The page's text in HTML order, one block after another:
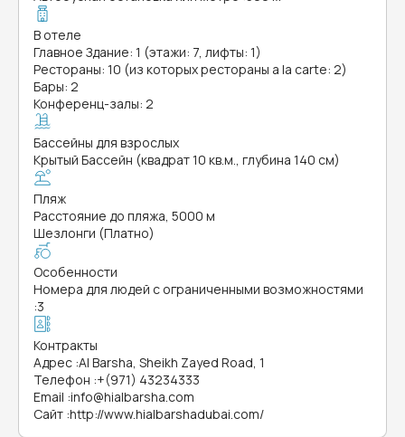
В отеле
Главное Здание: 1 (этажи: 7, лифты: 1)
Рестораны: 10 (из которых рестораны a la carte: 2)
Бары: 2
Конференц-залы: 2
Бассейны для взрослых
Крытый Бассейн (квадрат 10 кв.м., глубина 140 см)
Пляж
Расстояние до пляжа, 5000 м
Шезлонги (Платно)
Особенности
Номера для людей с ограниченными возможностями
:3
Контракты
Адрес :Al Barsha, Sheikh Zayed Road, 1
Телефон :+(971) 43234333
Email :info@hialbarsha.com
Сайт :http://www.hialbarshadubai.com/